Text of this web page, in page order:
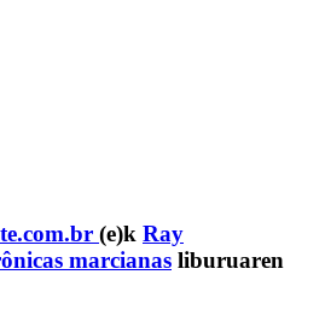
(e)k Ray
marcianas liburuaren